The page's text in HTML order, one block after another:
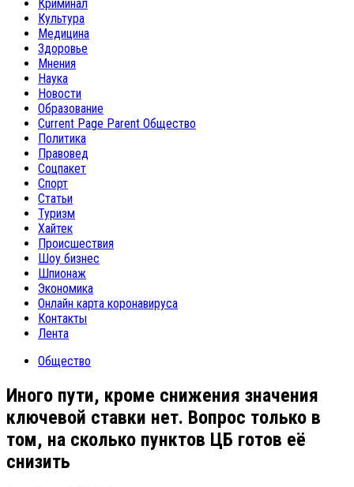
Криминал
Культура
Медицина
Здоровье
Мнения
Наука
Новости
Образование
Current Page Parent Общество
Политика
Правовед
Соцпакет
Спорт
Статьи
Туризм
Хайтек
Происшествия
Шоу бизнес
Шпионаж
Экономика
Онлайн карта коронавируса
Контакты
Лента
Общество
Иного пути, кроме снижения значения
ключевой ставки нет. Вопрос только в
том, на сколько пунктов ЦБ готов её
снизить